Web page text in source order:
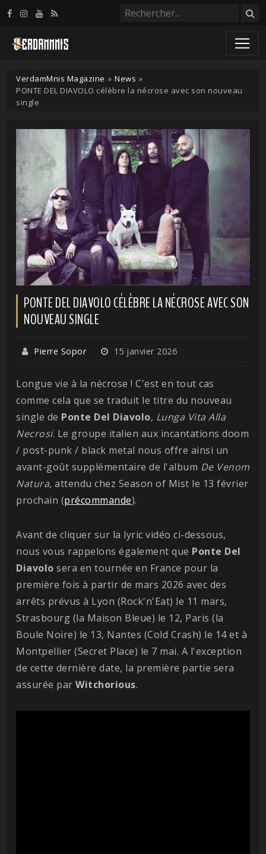
VerdamMnis Magazine » News »
PONTE DEL DIAVOLO célèbre la nécrose avec son nouveau
single
PONTE DEL DIAVOLO CÉLÈBRE LA NÉCROSE AVEC SON
NOUVEAU SINGLE
Pierre Sopor 15 janvier 2026
Longue vie à la nécrose ! C'est en tout cas
comme cela que se traduit le titre du nouveau
single de Ponte Del Diavolo, Lunga Vita Alla
Necrosi. Le groupe italien aux incantations doom
/ post-punk / black metal nous offre ainsi un
avant-goût supplémentaire de l'album De Venom
Natura, attendu chez Season of Mist le 13 février
prochain (précommande).
Avant de cliquer sur la lyric vidéo ci-dessous,
nous vous rappelons également que Ponte Del
Diavolo sera en tournée en France pour la
première fois à partir de mars 2026 avec des
arrêts prévus à Lyon (Rock'n'Eat) le 11 mars,
Strasbourg (la Maison Bleue) le 12, Paris (la
Boule Noire) le 13, Nantes (Cold Crash) le 14 et à
Montpellier (Secret Place) le 7 mai. A l'exception
de cette dernière date, la première partie sera
assurée par Witchorious.
Panneau de gestion des cookies